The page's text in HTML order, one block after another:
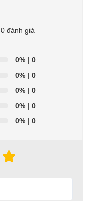
0 đánh giá
0% | 0
0% | 0
0% | 0
0% | 0
0% | 0